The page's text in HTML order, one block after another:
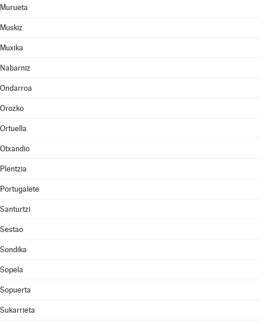
Murueta
Muskiz
Muxika
Nabarniz
Ondarroa
Orozko
Ortuella
Otxandio
Plentzia
Portugalete
Santurtzi
Sestao
Sondika
Sopela
Sopuerta
Sukarrieta